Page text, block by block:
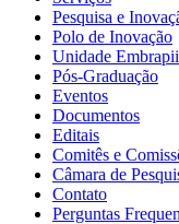
Pesquisa e
Polo de Inovação
Unidade Embrapii
Pós-Graduação
Eventos
Documentos
Editais
Comitês e
Câmara de
Contato
Perguntas